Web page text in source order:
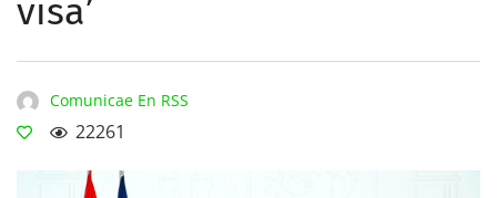
visa’
Comunicae En RSS
22261